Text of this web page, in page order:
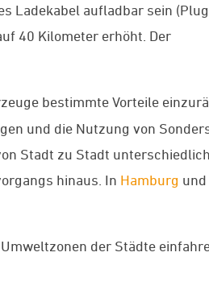
Ladekabel aufladbar sein
40 Kilometer erhöht. Der
bestimmte Vorteile
und die Nutzung von
Stadt zu Stadt unterschiedlich.
hinaus. In Hamburg und
der Städte